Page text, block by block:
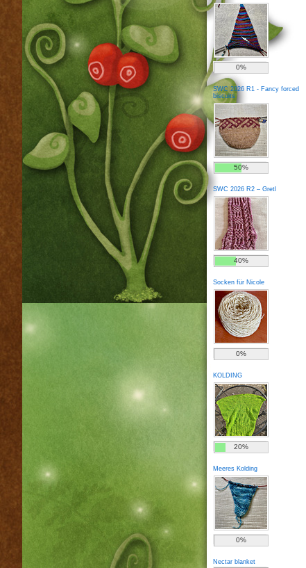
0%
SWC 2026 R1 - Fancy forced
biscuits
50%
SWC 2026 R2 – Gretl
40%
Socken für Nicole
0%
KOLDING
20%
Meeres Kolding
0%
Nectar blanket